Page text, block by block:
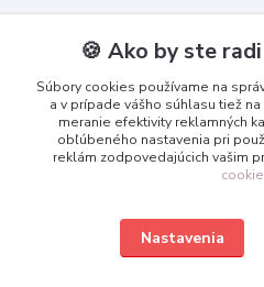
+421 950 365 567
info@3dcko.sk
🍪 Ako by ste
Súbory cookies používame na
a v prípade vášho súhlasu tiež
meranie efektivity reklamných
obľúbeného nastavenia pri
reklám zodpovedajúcich vašim
Nastavenia